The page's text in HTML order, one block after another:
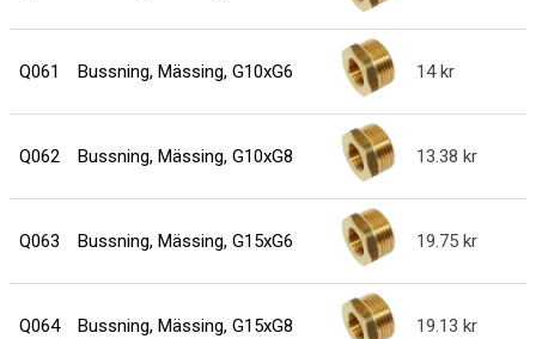
Q061 Bussning, Mässing, G10xG6 14
Q062 Bussning, Mässing, G10xG8 13.38
Q063 Bussning, Mässing, G15xG6 19.75
Q064 Bussning, Mässing, G15xG8 19.13